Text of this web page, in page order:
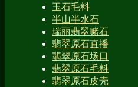
玉石毛料
半山半水石
瑞丽翡翠赌石
翡翠原石直播
翡翠原石场口
翡翠原石毛料
翡翠原石皮壳